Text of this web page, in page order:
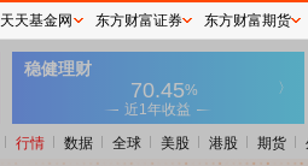
行情 数据 全球 美股 港股 期货
天天基金网 东方财富证券 东方财富期货